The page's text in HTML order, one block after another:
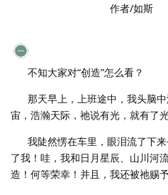
作者/如斯
不知大家对“创造”怎么看？
那天早上，上班途中，我头脑中
宙，浩瀚天际，祂说有光，就有了
我陡然愣在车里，眼泪流了下
了我！哇，我和日月星辰、山川河
造！何等荣幸！并且，我还被祂赐